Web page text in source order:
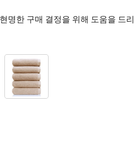
명한 구매 결정을 위해 도움을 드리